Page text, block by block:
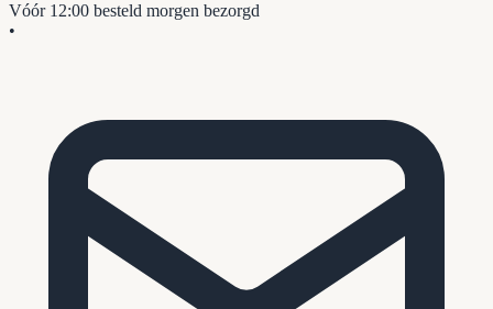
Vóór 12:00 besteld morgen bezorgd
•